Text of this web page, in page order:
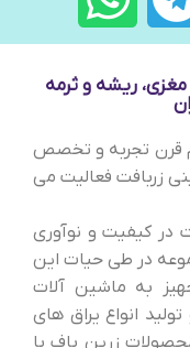
مغزی، ریشه و ثرمه
قرن تجربه و تخصص
زربافت فعالیت می
در کیفیت و نوآوری
در طی حیات این
به ماشین آلات
انواع یراق های
زرین باف با